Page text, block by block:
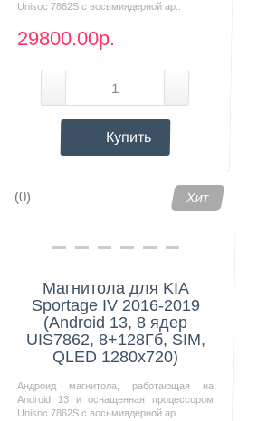
Unisoc 7862S с восьмиядерной ар..
29800.00р.
Купить
(0) Хит
Магнитола для KIA
Sportage IV 2016-2019
(Android 13, 8 ядер
UIS7862, 8+128Гб, SIM,
QLED 1280x720)
Андроид магнитола, работающая на
Android 13 и оснащенная процессором
Unisoc 7862S с восьмиядерной ар..